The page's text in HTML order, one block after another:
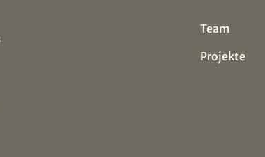
Team
Projekte